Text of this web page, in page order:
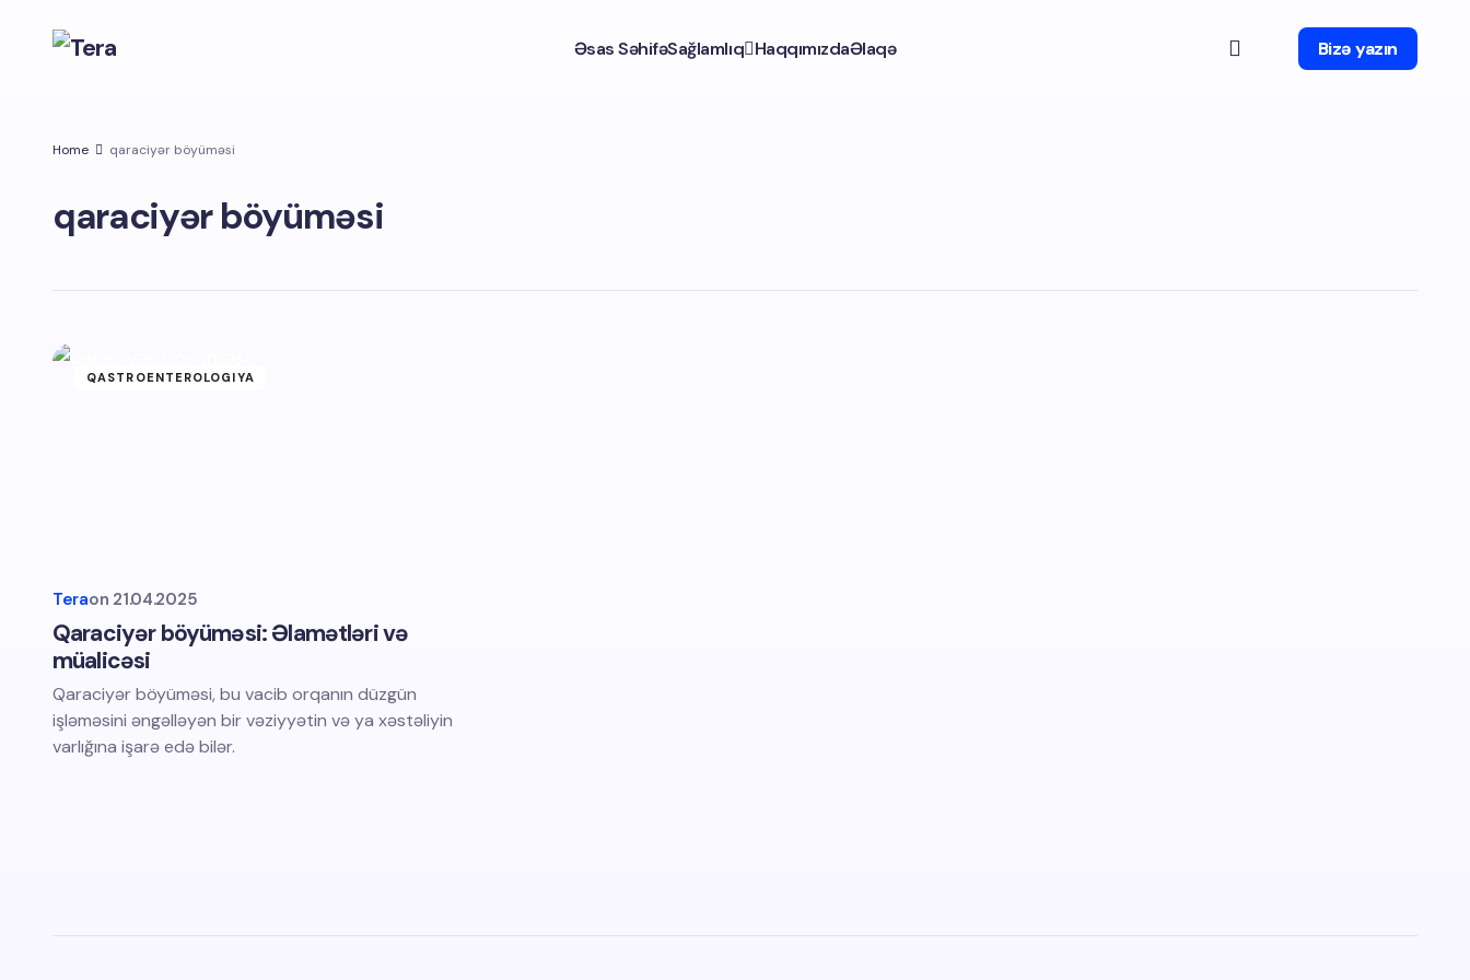
Əsas SəhifəSağlamlıq HaqqımızdaƏlaqə Bizə yazın
Home qaraciyər böyüməsi
qaraciyər böyüməsi
QASTROENTEROLOGIYA
Teraon 21.04.2025
Qaraciyər böyüməsi: Əlamətləri və
müalicəsi
Qaraciyər böyüməsi, bu vacib orqanın düzgün
işləməsini əngəlləyən bir vəziyyətin və ya xəstəliyin
varlığına işarə edə bilər.